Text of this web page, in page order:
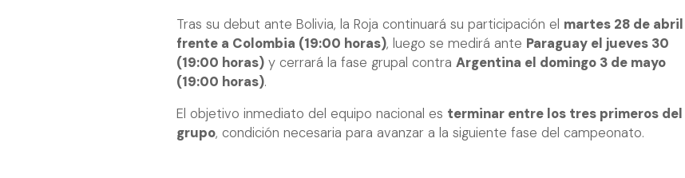
Tras su debut ante Bolivia, la Roja continuará su participación el martes 28 de abril
frente a Colombia (19:00 horas), luego se medirá ante Paraguay el jueves 30
(19:00 horas) y cerrará la fase grupal contra Argentina el domingo 3 de mayo
(19:00 horas).
El objetivo inmediato del equipo nacional es terminar entre los tres primeros del
grupo, condición necesaria para avanzar a la siguiente fase del campeonato.